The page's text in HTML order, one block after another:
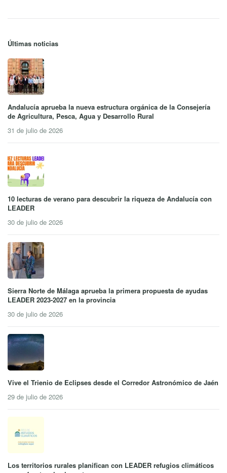
Últimas noticias
Andalucía aprueba la nueva estructura orgánica de la Consejería
de Agricultura, Pesca, Agua y Desarrollo Rural
31 de julio de 2026
10 lecturas de verano para descubrir la riqueza de Andalucía con
LEADER
30 de julio de 2026
Sierra Norte de Málaga aprueba la primera propuesta de ayudas
LEADER 2023-2027 en la provincia
30 de julio de 2026
Vive el Trienio de Eclipses desde el Corredor Astronómico de Jaén
29 de julio de 2026
Los territorios rurales planifican con LEADER refugios climáticos